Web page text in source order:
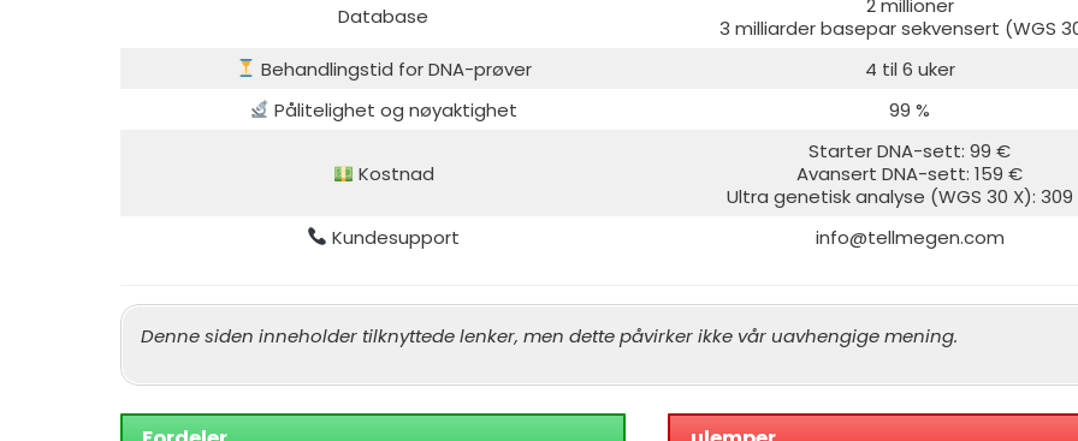
Database
3 milliarder basepar sekvensert (WGS
Behandlingstid for DNA-prøver
4 til 6 uker
Pålitelighet og nøyaktighet
99 %
Kostnad
Starter DNA-sett: 99 €
Avansert DNA-sett: 159 €
Ultra genetisk analyse (WGS 30 X):
Kundesupport
info@tellmegen.com
Denne siden inneholder tilknyttede lenker, men dette påvirker ikke vår uavhengige mening.